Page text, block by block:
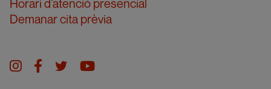
Horari d’atenció presencial
Demanar cita prèvia
Instagram
facebook
twitteryoutube